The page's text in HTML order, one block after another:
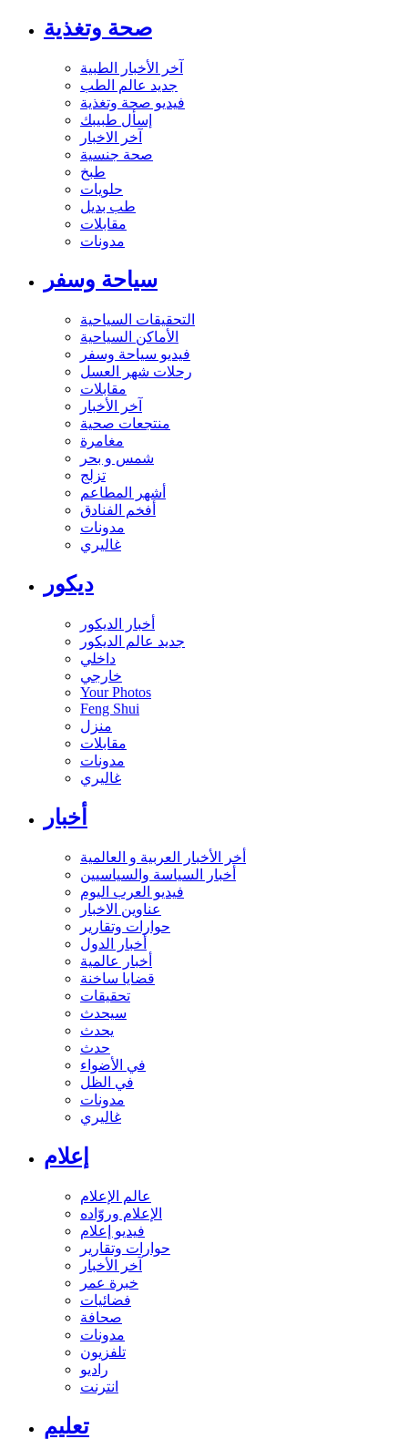
صحة وتغذية
آخر الأخبار الطبية
جديد عالم الطب
فيديو صحة وتغذية
إسأل طبيبك
آخر الاخبار
صحة جنسية
طبخ
حلويات
طب بديل
مقابلات
مدونات
سياحة وسفر
التحقيقات السياحية
الأماكن السياحية
فيديو سياحة وسفر
رحلات شهر العسل
مقابلات
آخر الأخبار
منتجعات صحية
مغامرة
شمس و بحر
تزلج
أشهر المطاعم
أفخم الفنادق
مدونات
غاليري
ديكور
أخبار الديكور
جديد عالم الديكور
داخلي
خارجي
Your Photos
Feng Shui
منزل
مقابلات
مدونات
غاليري
أخبار
أخر الأخبار العربية و العالمية
أخبار السياسة والسياسيين
فيديو العرب اليوم
عناوين الاخبار
حوارات وتقارير
أخبار الدول
أخبار عالمية
قضايا ساخنة
تحقيقات
سيحدث
يحدث
حدث
في الأضواء
في الظل
مدونات
غاليري
إعلام
عالم الإعلام
الإعلام وروّاده
فيديو إعلام
حوارات وتقارير
آخر الأخبار
خبرة عمر
فضائيات
صحافة
مدونات
تلفزيون
راديو
انترنت
تعليم